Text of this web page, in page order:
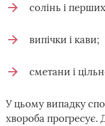
солінь і
випічки і кави;
сметани і
У цьому випадку
хвороба прогресує.